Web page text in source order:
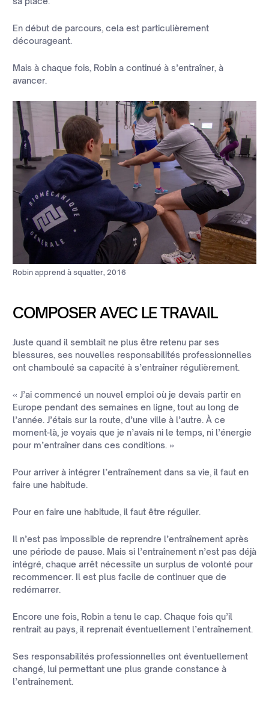
En début de parcours, cela est particulièrement
décourageant.
Mais à chaque fois, Robin a continué à s’entraîner, à
avancer.
Robin apprend à squatter, 2016
COMPOSER AVEC LE TRAVAIL
Juste quand il semblait ne plus être retenu par ses
blessures, ses nouvelles responsabilités professionnelles
ont chamboulé sa capacité à s’entraîner régulièrement.
« J’ai commencé un nouvel emploi où je devais partir en
Europe pendant des semaines en ligne, tout au long de
l’année. J’étais sur la route, d’une ville à l’autre. À ce
moment-là, je voyais que je n’avais ni le temps, ni l’énergie
pour m’entraîner dans ces conditions. »
Pour arriver à intégrer l’entraînement dans sa vie, il faut en
faire une habitude.
Pour en faire une habitude, il faut être régulier.
Il n’est pas impossible de reprendre l’entraînement après
une période de pause. Mais si l’entraînement n’est pas déjà
intégré, chaque arrêt nécessite un surplus de volonté pour
recommencer. Il est plus facile de continuer que de
redémarrer.
Encore une fois, Robin a tenu le cap. Chaque fois qu’il
rentrait au pays, il reprenait éventuellement l’entraînement.
Ses responsabilités professionnelles ont éventuellement
changé, lui permettant une plus grande constance à
l’entraînement.